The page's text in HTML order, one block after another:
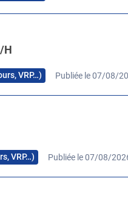
H
VRP…) Publiée le 07/08/
VRP…) Publiée le 07/08/